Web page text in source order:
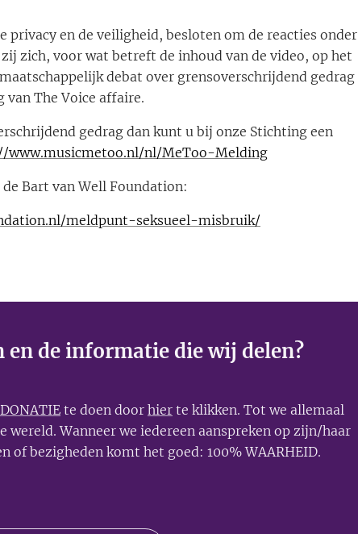
en de veiligheid, besloten om de reacties onder
zich, voor wat betreft de inhoud van de video, op het
debat over grensoverschrijdend gedrag
van The Voice affaire.
gedrag dan kunt u bij onze Stichting een
www.musicmetoo.nl/nl/MeToo-Melding
Bart van Well Foundation:
meldpunt-seksueel-misbruik/
en de informatie die wij delen?
DONATIE te doen door hier te klikken. Tot we allemaal
Wanneer we iedereen aanspreken op zijn/haar
of bezigheden komt het goed: 100% WAARHEID.